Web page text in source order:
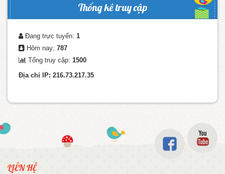
Thống kê truy cập
Đang trực tuyến: 1
Hôm nay: 787
Tổng truy cập: 1500
Địa chỉ IP: 216.73.217.35
LIÊN HỆ